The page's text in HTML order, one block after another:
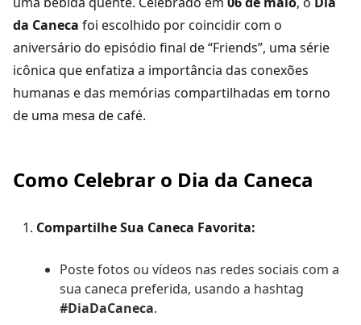
da Caneca foi escolhido por coincidir com o
aniversário do episódio final de “Friends”, uma série
icônica que enfatiza a importância das conexões
humanas e das memórias compartilhadas em torno
de uma mesa de café.
Como Celebrar o Dia da Caneca
Compartilhe Sua Caneca Favorita:
Poste fotos ou vídeos nas redes sociais com a
sua caneca preferida, usando a hashtag
#DiaDaCaneca.